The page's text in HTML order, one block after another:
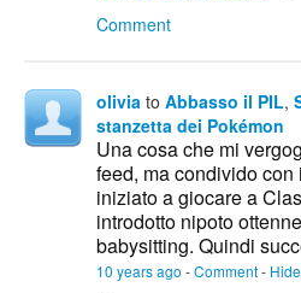
Comment
olivia to Abbasso il PIL,
stanzetta dei Pokémon
Una cosa che mi
feed, ma condivido
iniziato a giocare a
introdotto nipoto
babysitting. Quindi
10 years ago -Comment- Hide